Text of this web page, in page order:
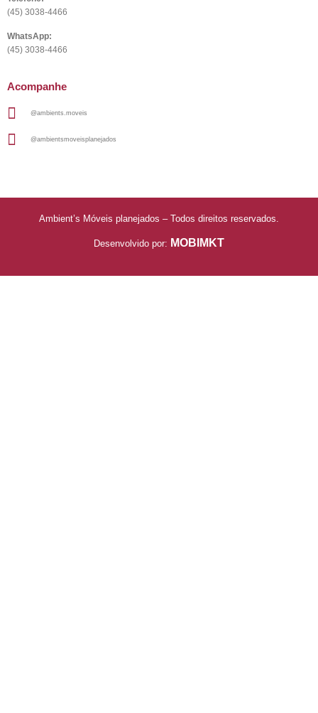
(45) 3038-4466
WhatsApp:
(45) 3038-4466
Acompanhe
@ambients.moveis
@ambientsmoveisplanejados
Ambient’s Móveis planejados – Todos direitos reservados.
Desenvolvido por: MOBIMKT